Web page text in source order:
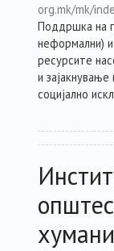
org.mk/mk/
Поддршка на
неформални) и
ресурсите
и зајакнување
социјално